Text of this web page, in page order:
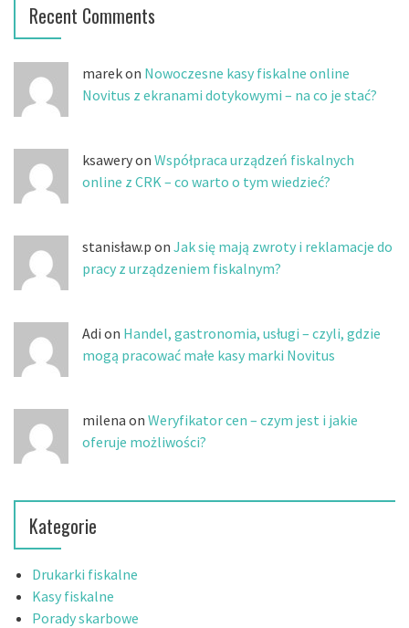
Recent Comments
marek on Nowoczesne kasy fiskalne online
Novitus z ekranami dotykowymi – na co je stać?
ksawery on Współpraca urządzeń fiskalnych
online z CRK – co warto o tym wiedzieć?
stanisław.p on Jak się mają zwroty i reklamacje do
pracy z urządzeniem fiskalnym?
Adi on Handel, gastronomia, usługi – czyli, gdzie
mogą pracować małe kasy marki Novitus
milena on Weryfikator cen – czym jest i jakie
oferuje możliwości?
Kategorie
Drukarki fiskalne
Kasy fiskalne
Porady skarbowe